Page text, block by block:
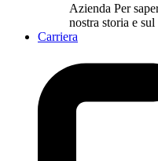
Azienda Per
nostra storia e
Carriera